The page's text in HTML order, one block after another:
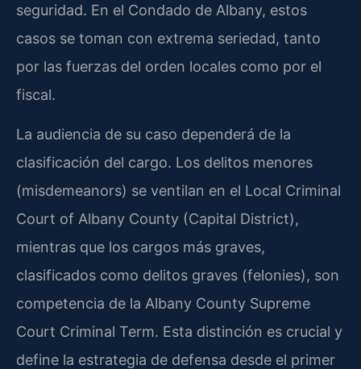
seguridad. En el Condado de Albany, estos
casos se toman con extrema seriedad, tanto
por las fuerzas del orden locales como por el
fiscal.
La audiencia de su caso dependerá de la
clasificación del cargo. Los delitos menores
(misdemeanors) se ventilan en el Local Criminal
Court of Albany County (Capital District),
mientras que los cargos más graves,
clasificados como delitos graves (felonies), son
competencia de la Albany County Supreme
Court Criminal Term. Esta distinción es crucial y
define la estrategia de defensa desde el primer